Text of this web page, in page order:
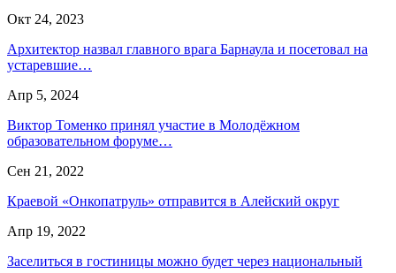
Окт 24, 2023
Архитектор назвал главного врага Барнаула и посетовал на
устаревшие…
Апр 5, 2024
Виктор Томенко принял участие в Молодёжном
образовательном форуме…
Сен 21, 2022
Краевой «Онкопатруль» отправится в Алейский округ
Апр 19, 2022
Заселиться в гостиницы можно будет через национальный